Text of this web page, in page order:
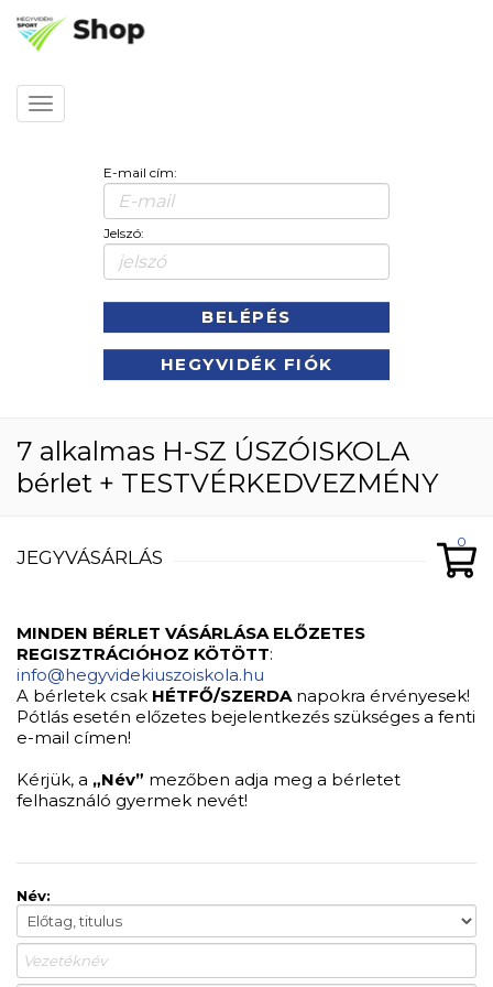
Toggle
navigation
E-mail cím:
Jelszó:
BELÉPÉS
HEGYVIDÉK FIÓK
7 alkalmas H-SZ ÚSZÓISKOLA
bérlet + TESTVÉRKEDVEZMÉNY
JEGYVÁSÁRLÁS
0
MINDEN BÉRLET VÁSÁRLÁSA ELŐZETES
REGISZTRÁCIÓHOZ KÖTÖTT:
info@hegyvidekiuszoiskola.hu
A bérletek csak HÉTFŐ/SZERDAnapokra érvényesek!
Pótlás esetén előzetes bejelentkezés szükséges a fenti
e-mail címen!
Kérjük, a „Név” mezőben adja meg a bérletet
felhasználó gyermek nevét!
Név: